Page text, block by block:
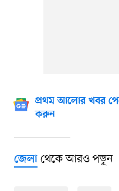
প্রথম আলোর খবর
করুন
জেলাথেকে আরও পড়ুন